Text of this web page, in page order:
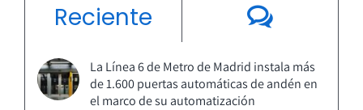
Reciente
La Línea 6 de Metro de Madrid instala más
de 1.600 puertas automáticas de andén en
el marco de su automatización